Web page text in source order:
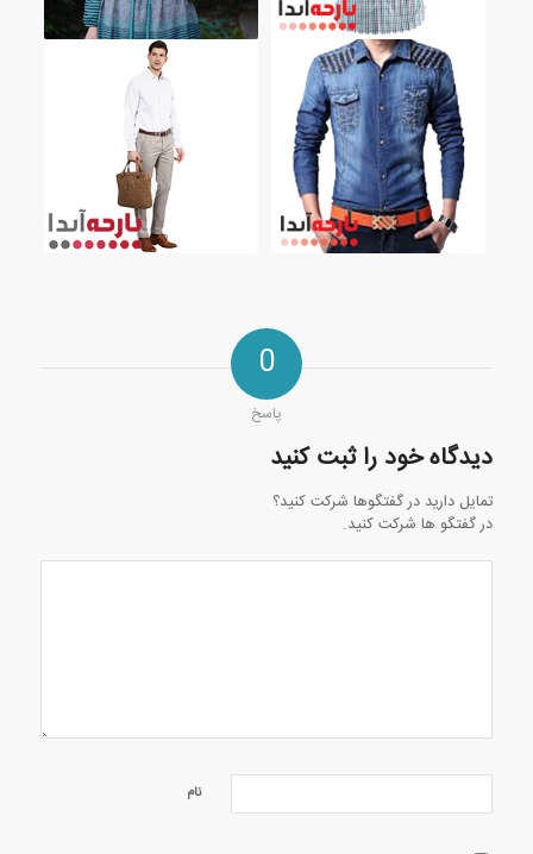
0
پاسخ
دیدگاه خود را ثبت کنید
تمایل دارید در گفتگوها شرکت کنید؟
در گفتگو ها شرکت کنید.
نام